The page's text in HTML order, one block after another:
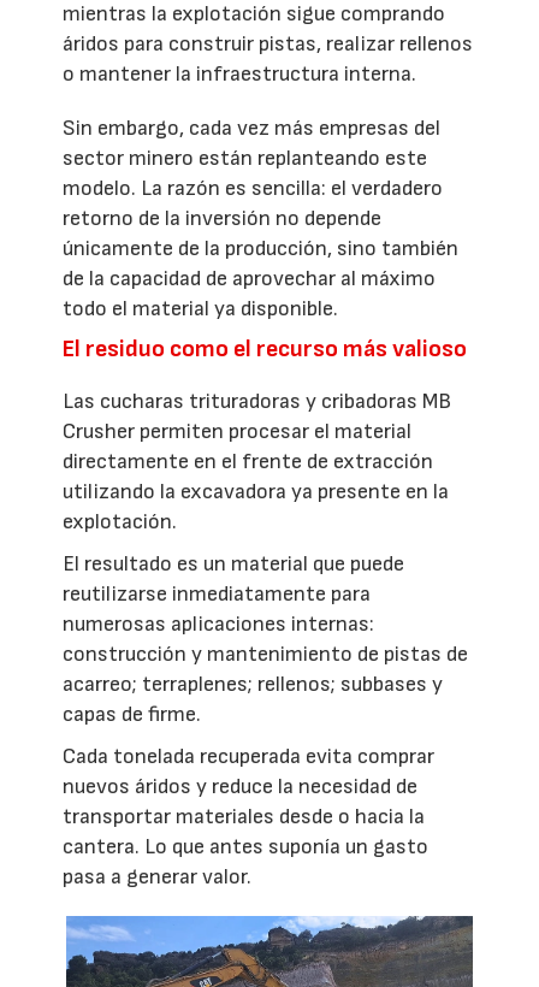
mientras la explotación sigue comprando
áridos para construir pistas, realizar rellenos
o mantener la infraestructura interna.
Sin embargo, cada vez más empresas del
sector minero están replanteando este
modelo. La razón es sencilla: el verdadero
retorno de la inversión no depende
únicamente de la producción, sino también
de la capacidad de aprovechar al máximo
todo el material ya disponible.
El residuo como el recurso más valioso
Las cucharas trituradoras y cribadoras MB
Crusher permiten procesar el material
directamente en el frente de extracción
utilizando la excavadora ya presente en la
explotación.
El resultado es un material que puede
reutilizarse inmediatamente para
numerosas aplicaciones internas:
construcción y mantenimiento de pistas de
acarreo; terraplenes; rellenos; subbases y
capas de firme.
Cada tonelada recuperada evita comprar
nuevos áridos y reduce la necesidad de
transportar materiales desde o hacia la
cantera. Lo que antes suponía un gasto
pasa a generar valor.